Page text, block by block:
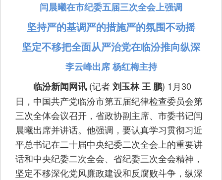
闫晨曦在市纪委五届三次全会上强调
坚持严的基调严的措施严的氛围不动摇
坚定不移把全面从严治党在临汾推向纵深
李云峰出席 杨红梅主持
临汾新闻网讯 (记者刘玉林 王 鹏) 1月30
日，中国共产党临汾市第五届纪律检查委员会第
三次全体会议召开，省政协副主席、市委书记闫
晨曦出席并讲话。他强调，要认真学习贯彻习近
平总书记在二十届中央纪委二次全会上的重要讲
话和中央纪委二次全会、省纪委三次全会精神，
坚定不移深化党风廉政建设和反腐败斗争，纵深